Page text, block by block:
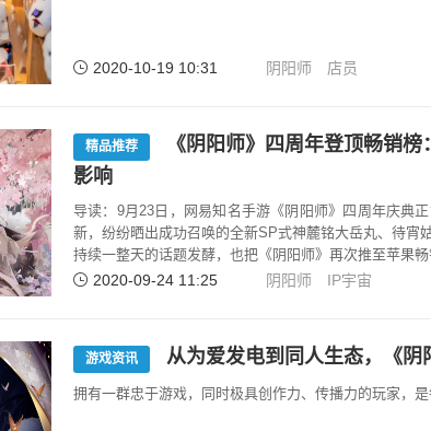
2020-10-19 10:31 阴阳师 店员
精品推荐
《阴阳师》四周年登顶畅销
影响
导读：9月23日，网易知名手游《阴阳师》四周年庆典
新，纷纷晒出成功召唤的全新SP式神麓铭大岳丸、待宵
持续一整天的话题发酵，也把《阴阳师》再次推至苹果畅
2020-09-24 11:25 阴阳师 IP宇宙
游戏资讯 从为爱发电到同人生态，《阴
拥有一群忠于游戏，同时极具创作力、传播力的玩家，是